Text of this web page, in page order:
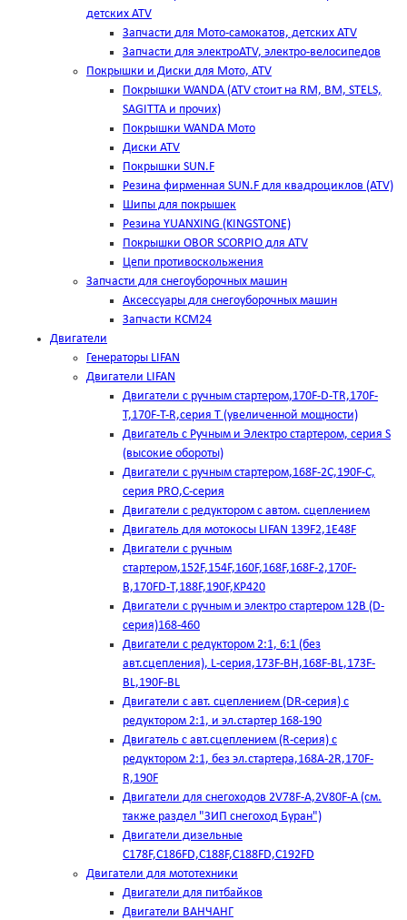
детских ATV
Запчасти для Мото-самокатов, детских ATV
Запчасти для электроATV, электро-велосипедов
Покрышки и Диски для Мото, ATV
Покрышки WANDA (АТV стоит на RM, BM, STELS,
SAGITTA и прочих)
Покрышки WANDA Мото
Диски ATV
Покрышки SUN.F
Резина фирменная SUN.F для квадроциклов (АТV)
Шипы для покрышек
Резина YUANXING (KINGSTONE)
Покрышки OBOR SCORPIO для ATV
Цепи противоскольжения
Запчасти для снегоуборочных машин
Аксессуары для снегоуборочных машин
Запчасти КСМ24
Двигатели
Генераторы LIFAN
Двигатели LIFAN
Двигатели с ручным стартером,170F-D-TR,170F-
T,170F-T-R,серия Т (увеличенной мощности)
Двигатель с Ручным и Электро стартером, серия S
(высокие обороты)
Двигатели с ручным стартером,168F-2C,190F-C,
серия PRO,C-серия
Двигатели с редуктором с автом. сцеплением
Двигатель для мотокосы LIFAN 139F2,1E48F
Двигатели с ручным
стартером,152F,154F,160F,168F,168F-2,170F-
B,170FD-T,188F,190F,KP420
Двигатели с ручным и электро стартером 12В (D-
серия)168-460
Двигатели с редуктором 2:1, 6:1 (без
авт.сцепления), L-серия,173F-BH,168F-BL,173F-
BL,190F-BL
Двигатели с авт. сцеплением (DR-серия) с
редуктором 2:1, и эл.стартер 168-190
Двигатель с авт.сцеплением (R-серия) с
редуктором 2:1, без эл.стартера,168А-2R,170F-
R,190F
Двигатели для снегоходов 2V78F-A,2V80F-A (см.
также раздел "ЗИП снегоход Буран")
Двигатели дизельные
C178F,С186FD,C188F,C188FD,C192FD
Двигатели для мототехники
Двигатели для питбайков
Двигатели ВАНЧАНГ